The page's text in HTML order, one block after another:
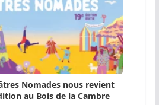
Nomades nous revient
au Bois de la Cambre